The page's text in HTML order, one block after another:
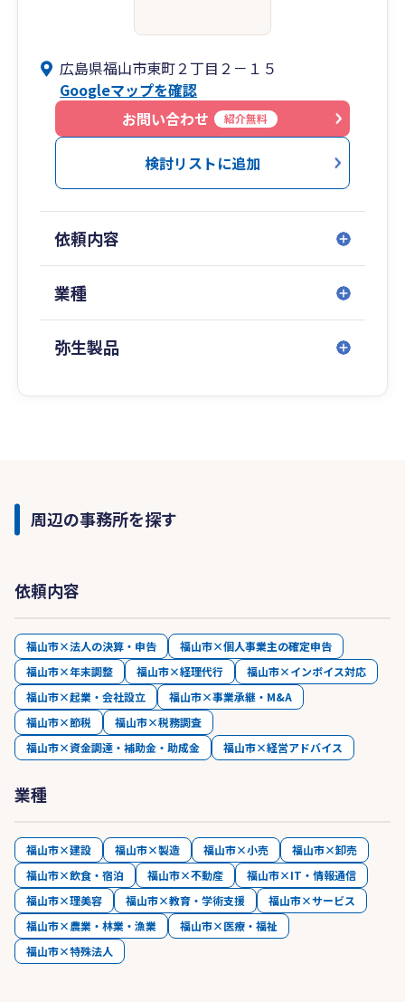
広島県福山市東町２丁目２－１５
Googleマップを確認
お問い合わせ
紹介無料
検討リストに追加
依頼内容
業種
弥生製品
周辺の事務所を探す
依頼内容
福山市×法人の決算・申告
福山市×個人事業主の確定申告
福山市×年末調整
福山市×経理代行
福山市×インボイス対応
福山市×起業・会社設立
福山市×事業承継・M&A
福山市×節税
福山市×税務調査
福山市×資金調達・補助金・助成金
福山市×経営アドバイス
業種
福山市×建設 福山市×製造 福山市×小売
福山市×卸売
福山市×飲食・宿泊
福山市×不動産
福山市×IT・情報通信
福山市×理美容
福山市×教育・学術支援
福山市×サービス
福山市×農業・林業・漁業
福山市×医療・福祉
福山市×特殊法人